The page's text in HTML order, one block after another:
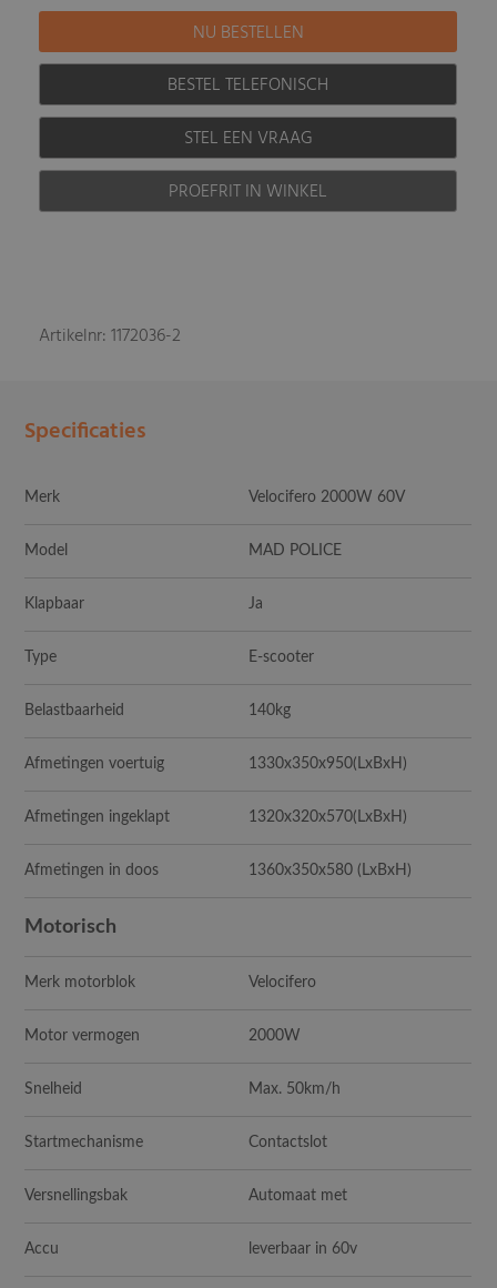
BESTEL TELEFONISCH
STEL EEN VRAAG
PROEFRIT IN WINKEL
Artikelnr: 1172036-2
Specificaties
Merk Velocifero 2000W 60V
Model MAD POLICE
Klapbaar Ja
Type E-scooter
Belastbaarheid 140kg
Afmetingen voertuig 1330x350x950(LxBxH)
Afmetingen ingeklapt 1320x320x570(LxBxH)
Afmetingen in doos 1360x350x580 (LxBxH)
Motorisch
Merk motorblok Velocifero
Motor vermogen 2000W
Snelheid Max. 50km/h
Startmechanisme Contactslot
Versnellingsbak Automaat met
Accu leverbaar in 60v